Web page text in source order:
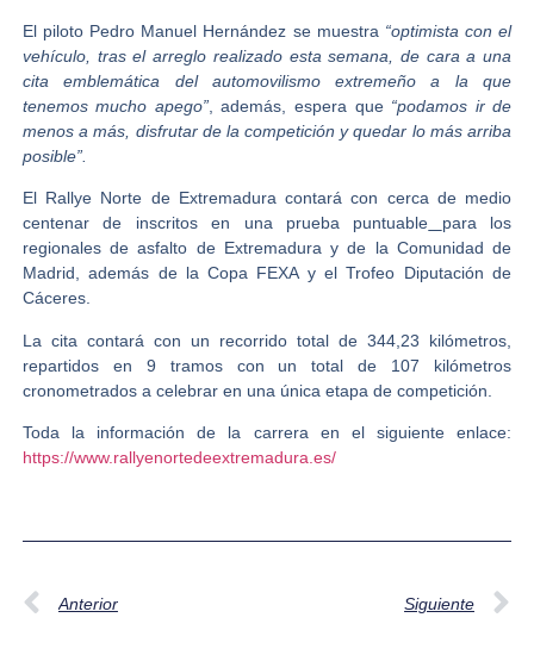
El piloto Pedro Manuel Hernández se muestra “optimista con el
vehículo, tras el arreglo realizado esta semana, de cara a una
cita emblemática del automovilismo extremeño a la que
tenemos mucho apego”, además, espera que “podamos ir de
menos a más, disfrutar de la competición y quedar lo más arriba
posible”.
El Rallye Norte de Extremadura contará con cerca de medio
centenar de inscritos en una prueba puntuable
para los
regionales de asfalto de Extremadura y de la Comunidad de
Madrid, además de la Copa FEXA y el Trofeo Diputación de
Cáceres.
La cita contará con un recorrido total de 344,23 kilómetros,
repartidos en 9 tramos con un total de 107 kilómetros
cronometrados a celebrar en una única etapa de competición.
Toda la información de la carrera en el siguiente enlace:
https://www.rallyenortedeextremadura.es/
Anterior Siguiente